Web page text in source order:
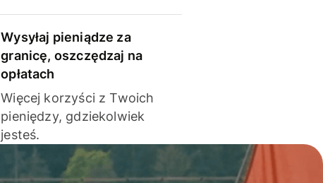
Wysyłaj pieniądze za
granicę, oszczędzaj na
opłatach
Więcej korzyści z Twoich
pieniędzy, gdziekolwiek
jesteś.